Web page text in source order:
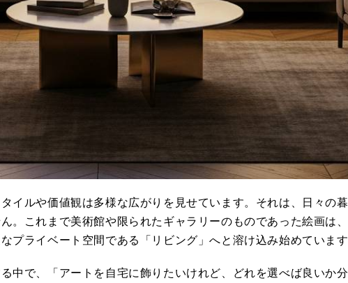
イルや価値観は多様な広がりを見せています。それは、日々の
。これまで美術館や限られたギャラリーのものであった絵画は
プライベート空間である「リビング」へと溶け込み始めています
中で、「アートを自宅に飾りたいけれど、どれを選べば良いか